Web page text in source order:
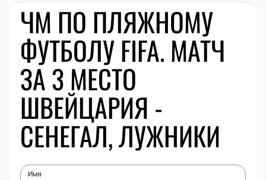
ЧМ ПО ПЛЯЖНОМУ
ФУТБОЛУ FIFA. МАТЧ
ЗА 3 МЕСТО
ШВЕЙЦАРИЯ -
СЕНЕГАЛ, ЛУЖНИКИ
Имя